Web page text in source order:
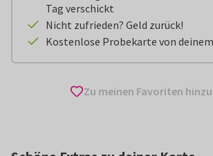
Tag verschickt
Nicht zufrieden? Geld zurück!
Kostenlose Probekarte von
Zu meinen Favoriten